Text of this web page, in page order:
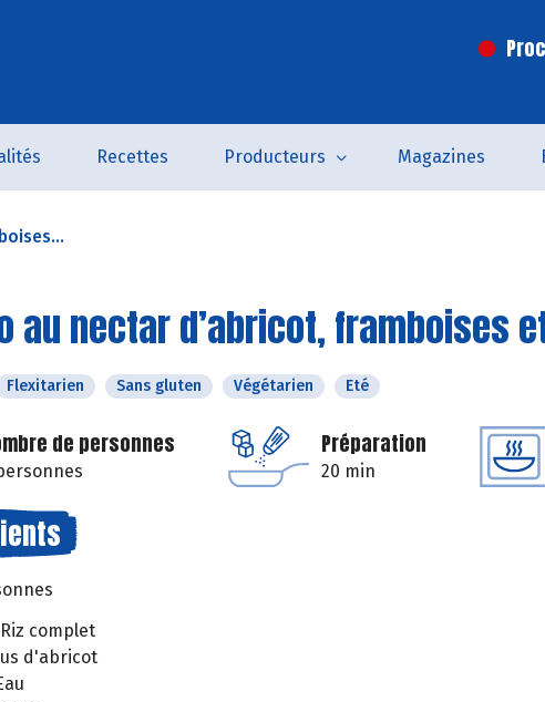
Recettes Producteurs Magazines
au nectar d’abricot, framboises
Flexitarien Sans gluten Végétarien Eté
de personnes Préparation
20 min
complet
d'abricot